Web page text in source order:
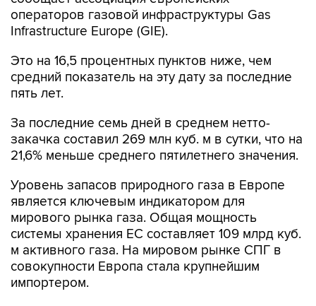
Это на 16,5 процентных пунктов ниже, чем
пять лет.
За последние семь дней в среднем нетто-
21,6% меньше среднего пятилетнего значения.
Уровень запасов природного газа в Европе
мирового рынка газа. Общая мощность
системы хранения ЕС составляет 109 млрд куб.
м активного газа. На мировом рынке СПГ в
совокупности Европа стала крупнейшим
импортером.
Gas Infrastructure Europe объединяет